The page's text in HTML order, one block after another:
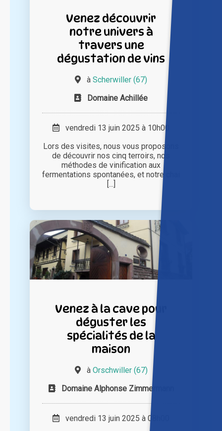
Venez découvrir
notre univers à
travers une
dégustation de vins
à Scherwiller (67)
Domaine Achillée
vendredi 13 juin 2025 à 10h00
Lors des visites, nous vous proposons
de découvrir nos cinq terroirs, nos
méthodes de vinification aux
fermentations spontanées, et notre chai
[...]
Venez à la cave pour
déguster les
spécialités de la
maison
à Orschwiller (67)
Domaine Alphonse Zimmermann
vendredi 13 juin 2025 à 08h00